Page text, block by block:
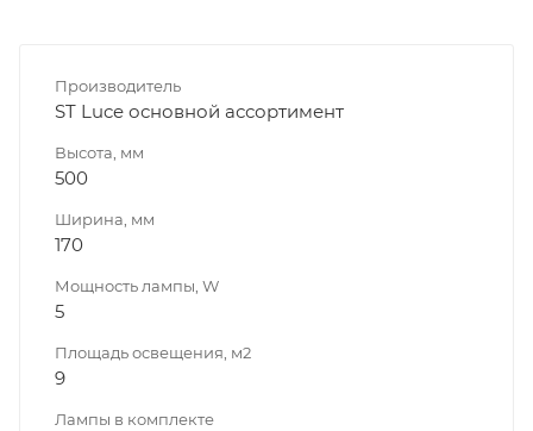
Производитель
ST Luce основной ассортимент
Высота, мм
500
Ширина, мм
170
Мощность лампы, W
5
Площадь освещения, м2
9
Лампы в комплекте